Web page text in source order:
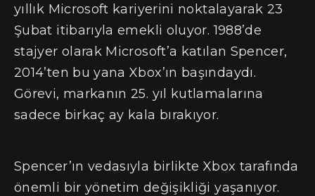
yıllık Microsoft kariyerini noktalayarak 23
Şubat itibarıyla emekli oluyor. 1988’de
stajyer olarak Microsoft’a katılan Spencer,
2014’ten bu yana Xbox’ın başındaydı.
Görevi, markanın 25. yıl kutlamalarına
sadece birkaç ay kala bırakıyor.
Spencer’ın vedasıyla birlikte Xbox tarafında
önemli bir yönetim değişikliği yaşanıyor.